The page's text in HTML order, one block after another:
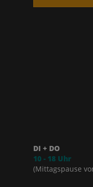
DI + DO
10 - 18 Uhr
(Mittagspause